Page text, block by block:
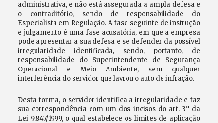
administrativa, e não está assegurada a ampla defesa e
o contraditório, sendo de responsabilidade do
Especialista em Regulação. A fase seguinte de instrução
e julgamento é uma fase acusatória, em que a empresa
pode apresentar a sua defesa e se defender da possível
irregularidade identificada, sendo, portanto, de
responsabilidade do Superintendente de Segurança
Operacional e Meio Ambiente, sem qualquer
interferência do servidor que lavrou o auto de infração.
Desta forma, o servidor identifica a irregularidade e faz
sua correspondência com um dos incisos do art. 3° da
Lei 9.847/1999, o qual estabelece os limites de aplicação